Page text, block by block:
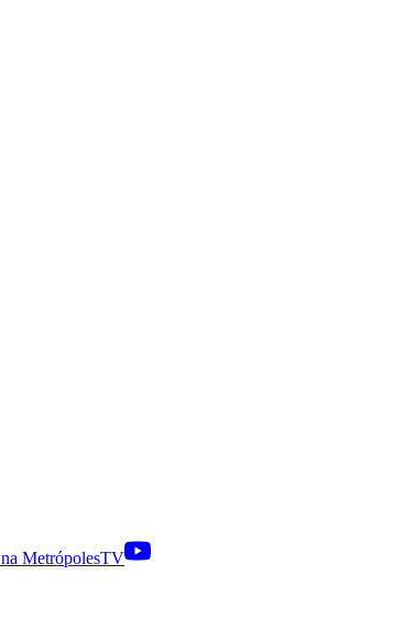
na MetrópolesTV